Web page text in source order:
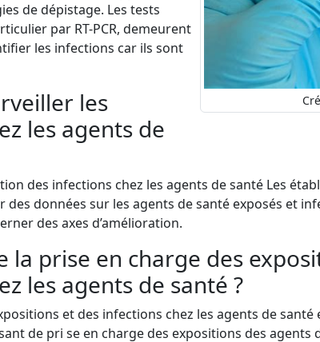
de dépistage. Les tests
par RT-PCR, demeurent
les infections car ils sont
les
les agents de
des infections chez les agents de santé Les
des données sur les agents de santé exposés et
des axes d’amélioration.
la prise en charge des
les agents de santé ?
et des infections chez les agents de
de pri se en charge des expositions des agents